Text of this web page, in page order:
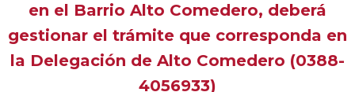
en el Barrio Alto Comedero, deberá
gestionar el trámite que corresponda en
la Delegación de Alto Comedero (0388-
4056933)